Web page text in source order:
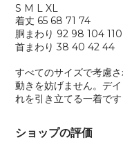
S M L XL
着丈 65 68 71 74
胴まわり 92 98 104 110
首まわり 38 40 42 44
すべてのサイズで考慮
動きを妨げません。デ
れを引き立てる一着です
ショップの評価